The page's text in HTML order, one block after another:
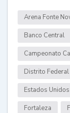
Arena Fonte
Banco Central
Campeonato
Distrito Federal
Estados Unidos
Fortaleza